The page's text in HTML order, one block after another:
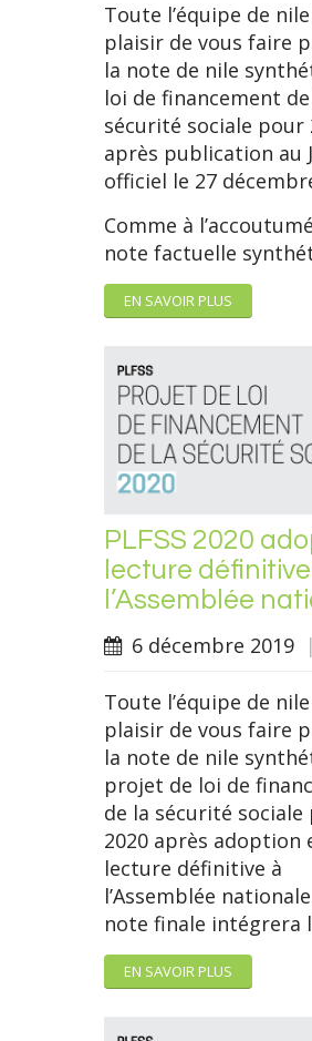
Toute l’équipe de
plaisir de vous faire
la note de nile
loi de financement
sécurité sociale pour
après publication au
officiel le 27
Comme à
note factuelle
EN SAVOIR PLUS
PLFSS 2020
lecture
l’Assemblée
6 décembre 2019 |
Toute l’équipe de
plaisir de vous faire
la note de nile
projet de loi de
de la sécurité sociale
2020 après adoption
lecture définitive à
l’Assemblée
note finale intégrera
EN SAVOIR PLUS